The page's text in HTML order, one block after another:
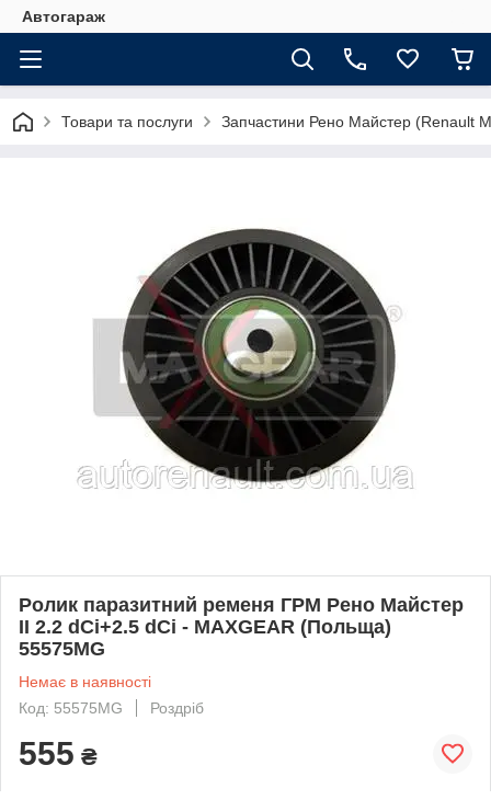
Автогараж
Товари та послуги Запчастини Рено Майстер (Renault
Ролик паразитний ременя ГРМ Рено Майстер
II 2.2 dCi+2.5 dCi - MAXGEAR (Польща)
55575MG
Немає в наявності
Код: 55575MG
Роздріб
555 ₴